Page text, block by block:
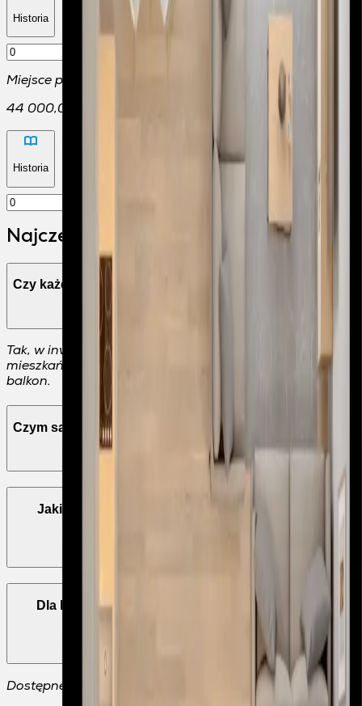
Historia
Miejsce postojowe
44 000,00 zł
Historia
Najczęściej zadawane pytania
Czy każde mieszkanie posiada balkon?
Tak, w inwestycji Bulwary Praskie stawiamy na komfort
mieszkańców. Każde mieszkanie wyposażone jest w
balkon.
Czym są Bulwary Praskie?
Jakie udogodnienia oferuje inwestycja Bulwary
Dla kogo przeznaczona jest inwestycja Bulwary
Dostępne